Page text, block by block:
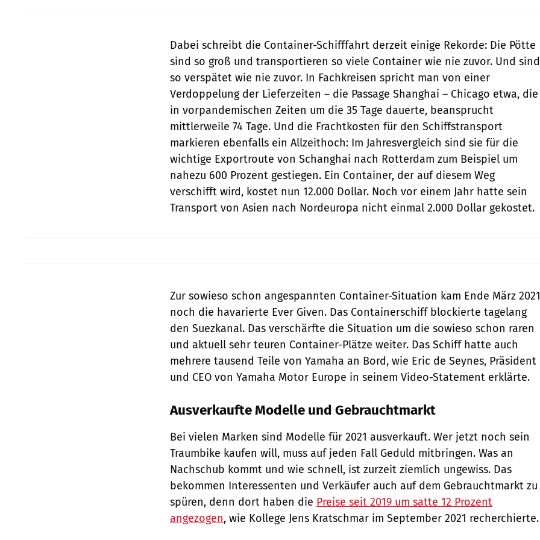
Dabei schreibt die Container-Schifffahrt derzeit einige Rekorde: Die Pötte
sind so groß und transportieren so viele Container wie nie zuvor. Und sind
so verspätet wie nie zuvor. In Fachkreisen spricht man von einer
Verdoppelung der Lieferzeiten – die Passage Shanghai – Chicago etwa, die
in vorpandemischen Zeiten um die 35 Tage dauerte, beansprucht
mittlerweile 74 Tage. Und die Frachtkosten für den Schiffstransport
markieren ebenfalls ein Allzeithoch: Im Jahresvergleich sind sie für die
wichtige Exportroute von Schanghai nach Rotterdam zum Beispiel um
nahezu 600 Prozent gestiegen. Ein Container, der auf diesem Weg
verschifft wird, kostet nun 12.000 Dollar. Noch vor einem Jahr hatte sein
Transport von Asien nach Nordeuropa nicht einmal 2.000 Dollar gekostet.
Zur sowieso schon angespannten Container-Situation kam Ende März 2021
noch die havarierte Ever Given. Das Containerschiff blockierte tagelang
den Suezkanal. Das verschärfte die Situation um die sowieso schon raren
und aktuell sehr teuren Container-Plätze weiter. Das Schiff hatte auch
mehrere tausend Teile von Yamaha an Bord, wie Eric de Seynes, Präsident
und CEO von Yamaha Motor Europe in seinem Video-Statement erklärte.
Ausverkaufte Modelle und Gebrauchtmarkt
Bei vielen Marken sind Modelle für 2021 ausverkauft. Wer jetzt noch sein
Traumbike kaufen will, muss auf jeden Fall Geduld mitbringen. Was an
Nachschub kommt und wie schnell, ist zurzeit ziemlich ungewiss. Das
bekommen Interessenten und Verkäufer auch auf dem Gebrauchtmarkt zu
spüren, denn dort haben die Preise seit 2019 um satte 12 Prozent
angezogen, wie Kollege Jens Kratschmar im September 2021 recherchierte.